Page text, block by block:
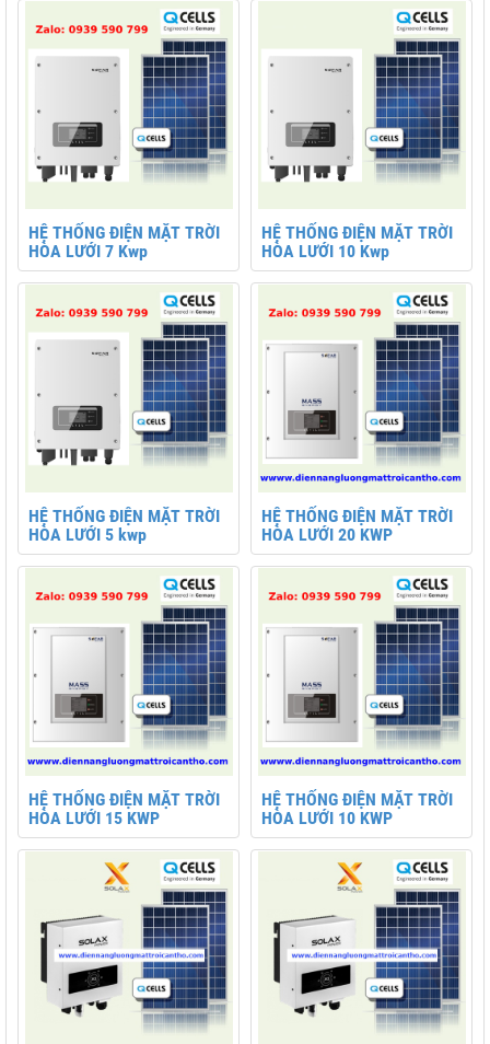
HỆ THỐNG ĐIỆN MẶT TRỜI
HÒA LƯỚI 7 Kwp
HỆ THỐNG ĐIỆN MẶT TRỜI
HÒA LƯỚI 10 Kwp
HỆ THỐNG ĐIỆN MẶT TRỜI
HÒA LƯỚI 5 kwp
HỆ THỐNG ĐIỆN MẶT TRỜI
HÒA LƯỚI 20 KWP
HỆ THỐNG ĐIỆN MẶT TRỜI
HÒA LƯỚI 15 KWP
HỆ THỐNG ĐIỆN MẶT TRỜI
HÒA LƯỚI 10 KWP